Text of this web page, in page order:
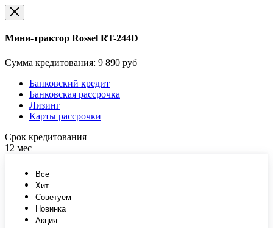
Мини-трактор Rossel RT-244D
Сумма кредитования: 9 890 руб
Банковский кредит
Банковская рассрочка
Лизинг
Карты рассрочки
Срок кредитования
12 мес
Все
Хит
Советуем
Новинка
Акция